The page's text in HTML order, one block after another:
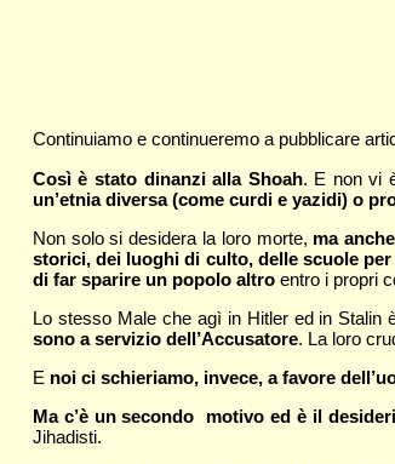
Continuiamo e continueremo a pubblicare
Così è stato dinanzi alla Shoah. E non vi
un’etnia diversa (come curdi e yazidi) o
Non solo si desidera la loro morte, ma
storici, dei luoghi di culto, delle scuole
di far sparire un popolo altroentro i propri
Lo stesso Male che agì in Hitler ed in Stalin
sono a servizio dell’Accusatore. La loro
E noi ci schieriamo, invece, a favore
Ma c’è un secondo motivo ed è il
Jihadisti.